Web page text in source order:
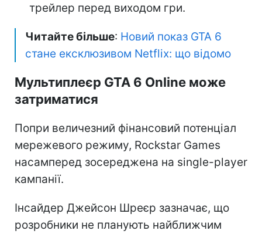
трейлер перед виходом гри.
Читайте більше: Новий показ GTA 6
стане ексклюзивом Netflix: що відомо
Мультиплеєр GTA 6 Online може
затриматися
Попри величезний фінансовий потенціал
мережевого режиму, Rockstar Games
насамперед зосереджена на single-player
кампанії.
Інсайдер Джейсон Шреєр зазначає, що
розробники не планують найближчим